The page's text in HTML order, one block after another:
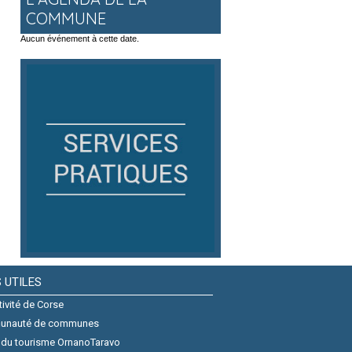
COMMUNE
Aucun événement à cette date.
UTILES
de Corse
de communes
tourisme OrnanoTaravo